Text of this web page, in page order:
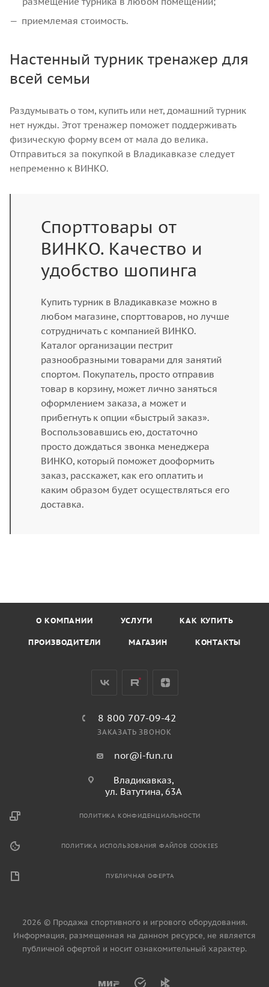
приемлемая стоимость.
Настенный турник тренажер для
всей семьи
Раздумывать о том, купить или нет, домашний турник
нет нужды. Этот тренажер поможет поддерживать
физическую форму всем от мала до велика.
Отправиться за покупкой в Владикавказе следует
непременно к ВИНКО.
Спорттовары от
ВИНКО. Качество и
удобство шопинга
Купить турник в Владикавказе можно в
любом магазине, спорттоваров, но лучше
сотрудничать с компанией ВИНКО.
Каталог организации пестрит
разнообразными товарами для занятий
спортом. Покупатель, просто отправив
товар в корзину, может лично заняться
оформлением заказа, а может и
прибегнуть к опции «быстрый заказ».
Воспользовавшись ею, достаточно
просто дождаться звонка менеджера
ВИНКО, который поможет дооформить
заказ, расскажет, как его оплатить и
каким образом будет осуществляться его
доставка.
О КОМПАНИИ УСЛУГИ КАК КУПИТЬ
ПРОИЗВОДИТЕЛИ МАГАЗИН КОНТАКТЫ
8 800 707-09-42
ЗАКАЗАТЬ ЗВОНОК
nor@i-fun.ru
Владикавказ,
ул. Ватутина, 63А
ПОЛИТИКА КОНФИДЕНЦИАЛЬНОСТИ
ПОЛИТИКА ИСПОЛЬЗОВАНИЯ ФАЙЛОВ COOKIES
ПУБЛИЧНАЯ ОФЕРТА
2026 © Продажа спортивного и игрового оборудования.
Информация, размещенная на данном ресурсе, не является
публичной офертой и носит ознакомительный характер.